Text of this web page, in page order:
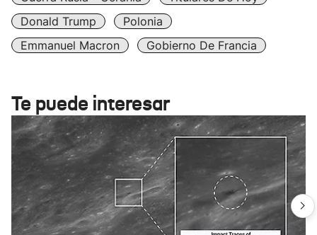
Donald Trump
Polonia
Emmanuel Macron
Gobierno De Francia
Te puede interesar